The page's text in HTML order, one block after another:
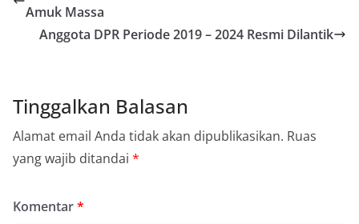
Amuk Massa
Anggota DPR Periode 2019 – 2024 Resmi Dilantik
Tinggalkan Balasan
Alamat email Anda tidak akan dipublikasikan. Ruas
yang wajib ditandai *
Komentar*